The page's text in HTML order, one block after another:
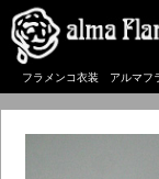
フラメンコ衣装 アルマフ